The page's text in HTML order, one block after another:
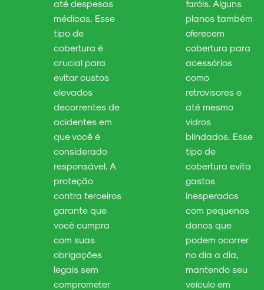
até despesas
médicas. Esse
tipo de
cobertura é
crucial para
evitar custos
elevados
decorrentes de
acidentes em
que você é
considerado
responsável. A
proteção
contra terceiros
garante que
você cumpra
com suas
obrigações
legais sem
comprometer
faróis. Alguns
planos também
oferecem
cobertura para
acessórios
como
retrovisores e
até mesmo
vidros
blindados. Esse
tipo de
cobertura evita
gastos
inesperados
com pequenos
danos que
podem ocorrer
no dia a dia,
mantendo seu
veículo em